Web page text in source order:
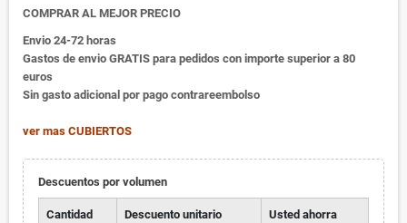
COMPRAR AL MEJOR PRECIO
Envio 24-72 horas
Gastos de envio GRATIS para pedidos con importe superior a 80
euros
Sin gasto adicional por pago contrareembolso
ver mas CUBIERTOS
Descuentos por volumen
Cantidad Descuento unitario Usted ahorra